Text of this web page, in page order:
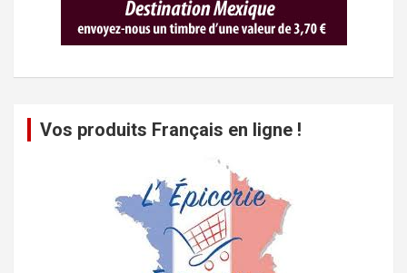
Vos produits Français en ligne !